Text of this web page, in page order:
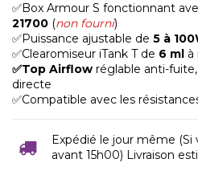
✅Box Armour S fonctionnant
21700 (non fourni)
✅Puissance ajustable de 5 à
✅Clearomiseur iTank T de 6 ml à
✅Top Airflow réglable anti-
directe
✅Compatible avec les
Expédié le jour même
avant 15h00) Livraison